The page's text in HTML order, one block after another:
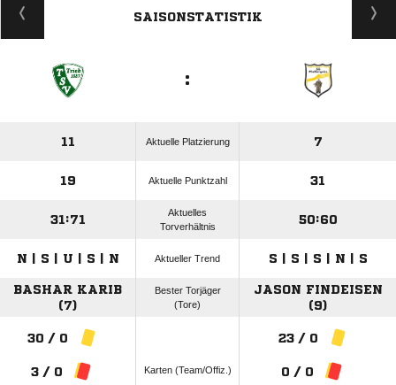
SAISONSTATISTIK
:
11 Aktuelle Platzierung 7
19 Aktuelle Punktzahl 31
31:71
Aktuelles
Torverhältnis
50:60
N | S | U | S | N Aktueller Trend S | S | S | N | S
BASHAR KARIB
(7)
Bester Torjäger
(Tore)
JASON FINDEISEN
(9)
30 / 0
3 / 0 Karten (Team/Offiz.)
23 / 0
0 / 0